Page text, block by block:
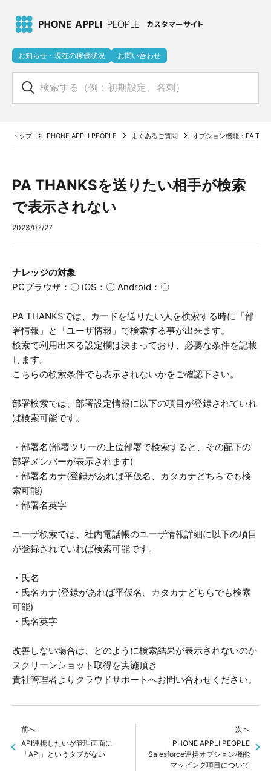
お知らせ・現在の稼働状況 お問い合わせ
トップ PHONE APPLI PEOPLE よくあるご質問 オプション機能：PA
PA THANKSを送りたい相手が検索
で表示されない
2023/07/27
ナレッジの対象
PCブラウザ：〇 iOS：〇 Android：〇
PA THANKSでは、カードを送りたい人を検索する時に「部
署情報」と「ユーザ情報」で検索する事が出来ます。
検索で利用出来る設定欄は決まっており、必要な条件を記載
します。
こちらの検索条件でも表示されないかをご確認下さい。
部署検索では、部署設定情報に以下の項目が登録されていれ
ば検索可能です。
・部署名(部署ツリーの上位部署で検索すると、その配下の
部署メンバーが表示されます)
・部署名カナ(登録があれば平仮名、カタカナどちらでも検
索可能)
・部署名英字
ユーザ検索では、社内電話帳のユーザ情報詳細に以下の項目
が登録されていれば検索可能です。
・氏名
・氏名カナ(登録があれば平仮名、カタカナどちらでも検索
可能)
・氏名英字
改善しない場合は、どのように検索結果が表示されないのか
スクリーンショット取得を実施頂き
貴社管理者よりクラウドサポートへお問い合わせください。
前へ
API連携したいが管理画面に
「API」というタブがない
次へ
PHONE APPLI PEOPLE
Salesforce連携オプション機能
マッピング項目について